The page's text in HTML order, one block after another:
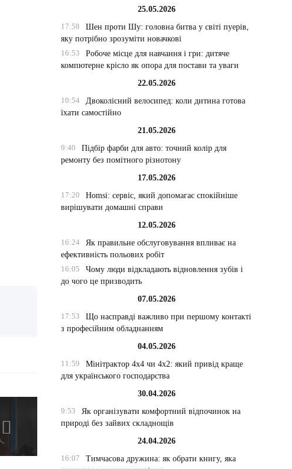
25.05.2026
17:58
Шен проти Шу: головна битва у світі пуерів,
яку потрібно зрозуміти новачкові
16:53
Робоче місце для навчання і гри: дитяче
компютерне крісло як опора для постави та уваги
22.05.2026
10:54
Двоколісний велосипед: коли дитина готова
їхати самостійно
21.05.2026
9:40
Підбір фарби для авто: точний колір для
ремонту без помітного різнотону
17.05.2026
17:20
Homsi: сервіс, який допомагає спокійніше
вирішувати домашні справи
12.05.2026
16:24
Як правильне обслуговування впливає на
ефективність польових робіт
16:05
Чому люди відкладають відновлення зубів і
до чого це призводить
07.05.2026
17:53
Що насправді важливо при першому контакті
з професійним обладнанням
04.05.2026
11:59
Мінітрактор 4х4 чи 4х2: який привід краще
для українського господарства
30.04.2026
9:53
Як організувати комфортний відпочинок на
природі без зайвих складнощів
24.04.2026
16:07
Тимчасова дружина: як обрати книгу, яка